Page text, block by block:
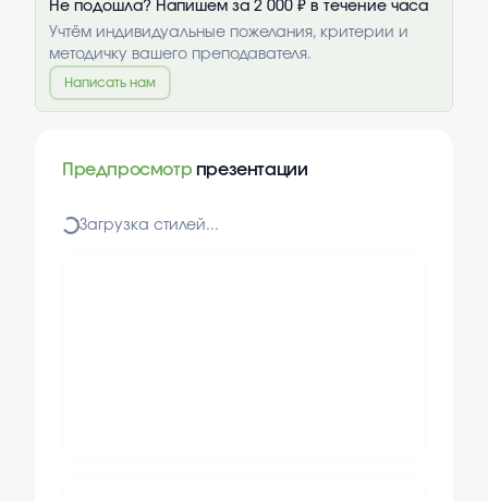
Не подошла? Напишем за 2 000 ₽ в течение часа
Учтём индивидуальные пожелания, критерии и
методичку вашего преподавателя.
Написать нам
Предпросмотр презентации
Загрузка стилей...